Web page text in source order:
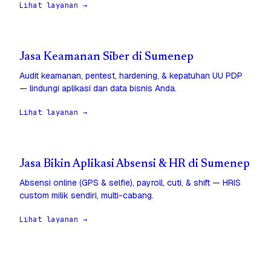
Lihat layanan →
Jasa Keamanan Siber di Sumenep
Audit keamanan, pentest, hardening, & kepatuhan UU PDP
— lindungi aplikasi dan data bisnis Anda.
Lihat layanan →
Jasa Bikin Aplikasi Absensi & HR di Sumenep
Absensi online (GPS & selfie), payroll, cuti, & shift — HRIS
custom milik sendiri, multi-cabang.
Lihat layanan →